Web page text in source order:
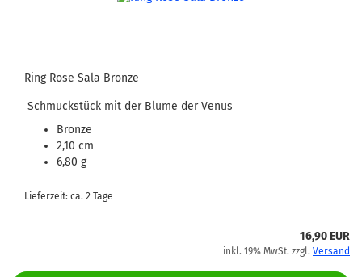
Ring Rose Sala Bronze
Schmuckstück mit der Blume der Venus
Bronze
2,10 cm
6,80 g
Lieferzeit: ca. 2 Tage
16,90 EUR
inkl. 19% MwSt. zzgl. Versand